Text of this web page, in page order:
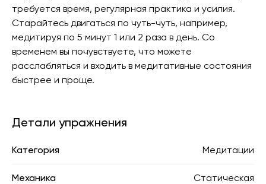
требуется время, регулярная практика и усилия.
Старайтесь двигаться по чуть-чуть, например,
медитируя по 5 минут 1 или 2 раза в день. Со
временем вы почувствуете, что можете
расслабляться и входить в медитативные состояния
быстрее и проще.
Детали упражнения
Категория Медитации
Механика Статическая